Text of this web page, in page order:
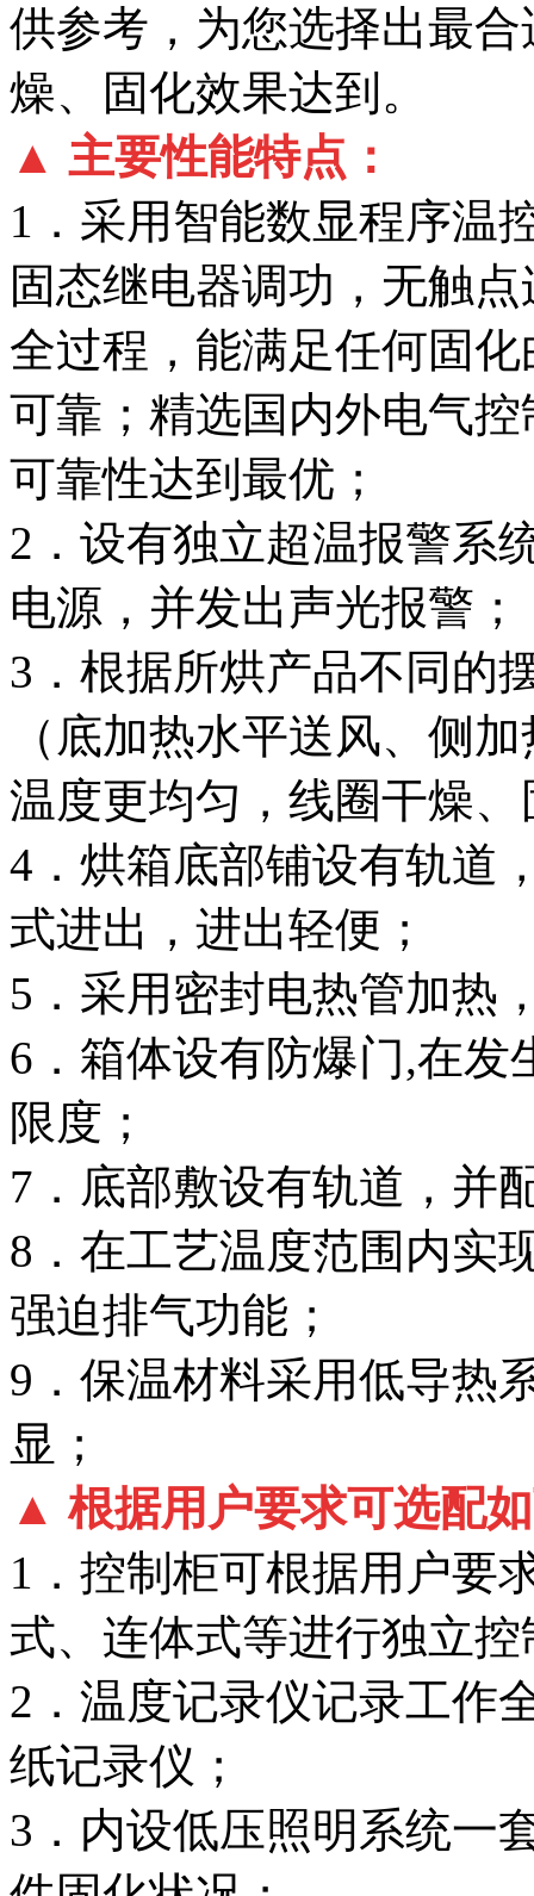
供参考，为您选择出最
燥、固化效果达到。
▲ 主要性能特点：
1．采用智能数显程序温
固态继电器调功，无触
全过程，能满足任何固
可靠；精选国内外电气
可靠性达到最优；
2．设有独立超温报警系
电源，并发出声光报警；
3．根据所烘产品不同的
（底加热水平送风、侧
温度更均匀，线圈干燥
4．烘箱底部铺设有轨道
式进出，进出轻便；
5．采用密封电热管加热
6．箱体设有防爆门,在
限度；
7．底部敷设有轨道，并
8．在工艺温度范围内实
强迫排气功能；
9．保温材料采用低导热
显；
▲ 根据用户要求可选配
1．控制柜可根据用户要
式、连体式等进行独立
2．温度记录仪记录工作
纸记录仪；
3．内设低压照明系统一